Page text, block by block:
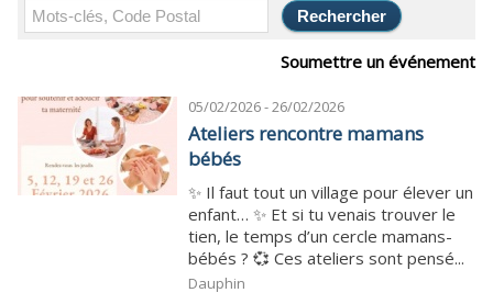
Soumettre un événement
05/02/2026 - 26/02/2026
Ateliers rencontre mamans
bébés
✨ Il faut tout un village pour élever un
enfant… ✨ Et si tu venais trouver le
tien, le temps d’un cercle mamans-
bébés ? 💞 Ces ateliers sont pensé...
Dauphin